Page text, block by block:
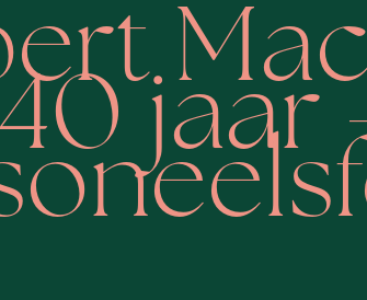
40 jaar